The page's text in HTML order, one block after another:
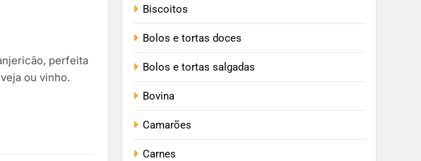
perfeita
ou vinho.
Biscoitos
Bolos e tortas doces
Bolos e tortas salgadas
Bovina
Camarões
Carnes